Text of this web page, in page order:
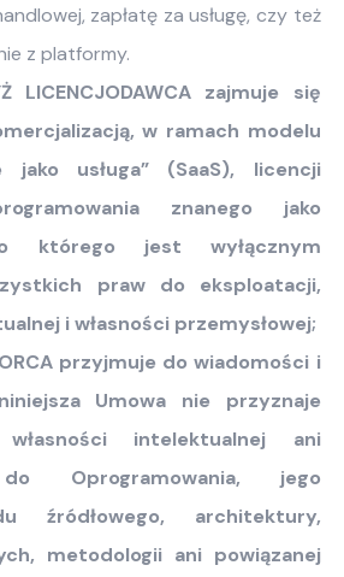
zapłatę za usługę, czy też
z platformy.
LICENCJODAWCA zajmuje się
w ramach modelu
jako usługa” (SaaS), licencji
znanego jako
którego jest wyłącznym
praw do eksploatacji,
i własności przemysłowej;
przyjmuje do wiadomości i
Umowa nie przyznaje
intelektualnej ani
do Oprogramowania, jego
źródłowego, architektury,
metodologii ani powiązanej